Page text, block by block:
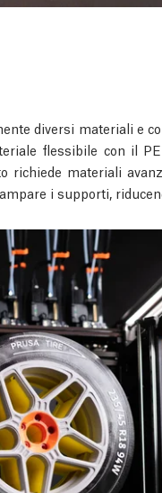
diversi materiali e
flessibile con il
materiali
i supporti,